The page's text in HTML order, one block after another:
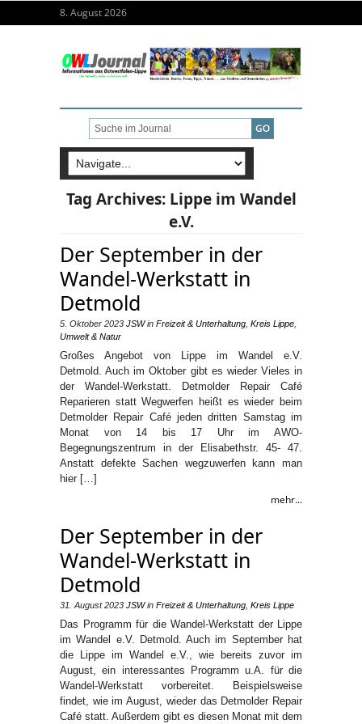
8. August 2026
Tag Archives: Lippe im Wandel
e.V.
Der September in der
Wandel-Werkstatt in
Detmold
5. Oktober 2023 JSWin Freizeit & Unterhaltung Kreis Lippe
Umwelt & Natur
Großes Angebot von Lippe im Wandel e.V.
Detmold. Auch im Oktober gibt es wieder Vieles in
der Wandel-Werkstatt. Detmolder Repair Café
Reparieren statt Wegwerfen heißt es wieder beim
Detmolder Repair Café jeden dritten Samstag im
Monat von 14 bis 17 Uhr im AWO-
Begegnungszentrum in der Elisabethstr. 45- 47.
Anstatt defekte Sachen wegzuwerfen kann man
hier […]
mehr...
Der September in der
Wandel-Werkstatt in
Detmold
31. August 2023 JSWin Freizeit & Unterhaltung Kreis Lippe
Das Programm für die Wandel-Werkstatt der Lippe
im Wandel e.V. Detmold. Auch im September hat
die Lippe im Wandel e.V., wie bereits zuvor im
August, ein interessantes Programm u.A. für die
Wandel-Werkstatt vorbereitet. Beispielsweise
findet, wie im August, wieder das Detmolder Repair
Café statt. Außerdem gibt es diesen Monat mit dem